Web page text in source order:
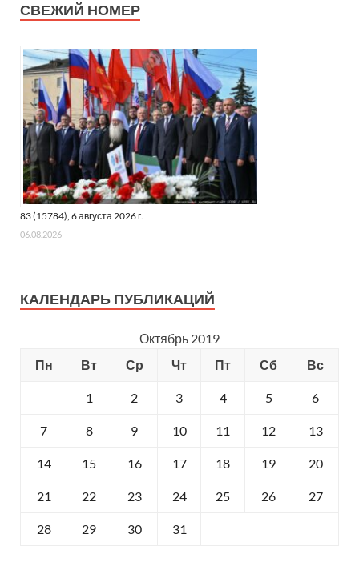
СВЕЖИЙ НОМЕР
83 (15784), 6 августа 2026 г.
06.08.2026
КАЛЕНДАРЬ ПУБЛИКАЦИЙ
Октябрь 2019
Пн
Вт Ср Чт Пт Сб Вс
1 2 3 4 5 6
7 8 9 10 11 12 13
14 15 16 17 18 19 20
21 22 23 24 25 26 27
28 29 30 31